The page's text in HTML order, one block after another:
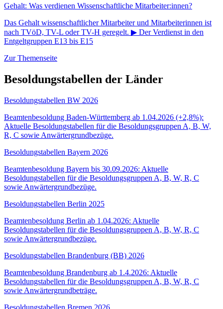
Gehalt: Was verdienen Wissenschaftliche Mitarbeiter:innen?
Das Gehalt wissenschaftlicher Mitarbeiter und Mitarbeiterinnen ist
nach TVöD, TV-L oder TV-H geregelt. ▶ Der Verdienst in den
Entgeltgruppen E13 bis E15
Zur Themenseite
Besoldungstabellen der Länder
Besoldungstabellen BW 2026
Beamtenbesoldung Baden-Württemberg ab 1.04.2026 (+2,8%):
Aktuelle Besoldungstabellen für die Besoldungsgruppen A, B, W,
R, C sowie Anwärtergrundbezüge.
Besoldungstabellen Bayern 2026
Beamtenbesoldung Bayern bis 30.09.2026: Aktuelle
Besoldungstabellen für die Besoldungsgruppen A, B, W, R, C
sowie Anwärtergrundbezüge.
Besoldungstabellen Berlin 2025
Beamtenbesoldung Berlin ab 1.04.2026: Aktuelle
Besoldungstabellen für die Besoldungsgruppen A, B, W, R, C
sowie Anwärtergrundbezüge.
Besoldungstabellen Brandenburg (BB) 2026
Beamtenbesoldung Brandenburg ab 1.4.2026: Aktuelle
Besoldungstabellen für die Besoldungsgruppen A, B, W, R, C
sowie Anwärtergrundbeträge.